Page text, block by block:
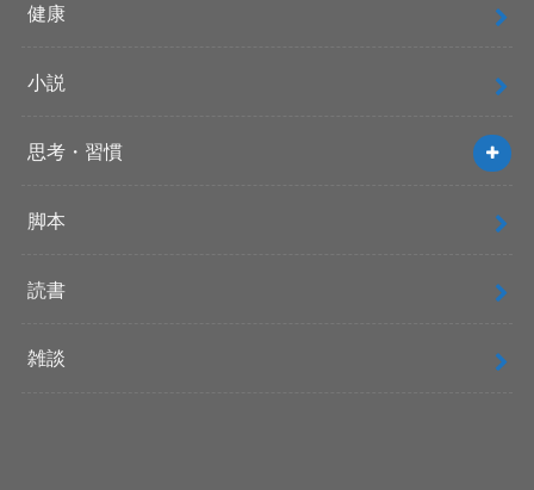
健康
小説
思考・習慣
脚本
読書
雑談